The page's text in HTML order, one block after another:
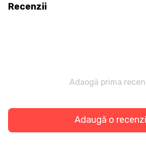
Recenzii
Adaogă prima
Adaugă o